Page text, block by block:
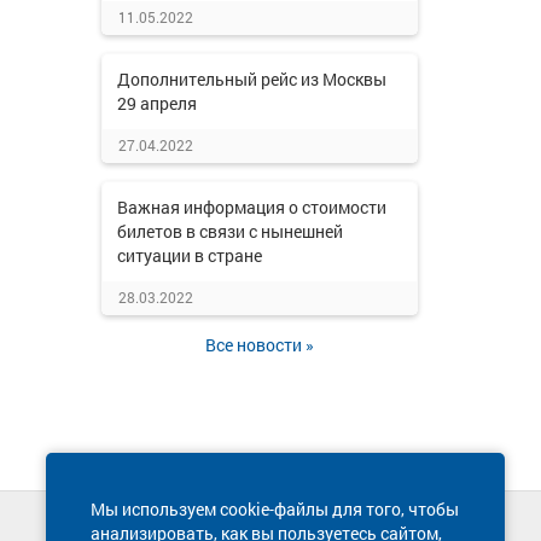
11.05.2022
Дополнительный рейс из Москвы
29 апреля
27.04.2022
Важная информация о стоимости
билетов в связи с нынешней
ситуации в стране
28.03.2022
Все новости »
Мы используем cookie-файлы для того, чтобы
анализировать, как вы пользуетесь сайтом,